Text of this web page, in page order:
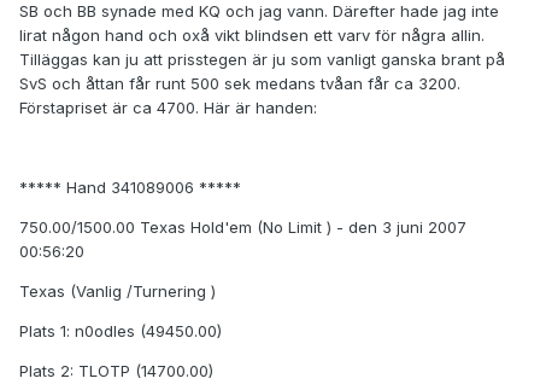
SB och BB synade med KQ och jag vann. Därefter hade jag inte
lirat någon hand och oxå vikt blindsen ett varv för några allin.
Tilläggas kan ju att prisstegen är ju som vanligt ganska brant på
SvS och åttan får runt 500 sek medans tvåan får ca 3200.
Förstapriset är ca 4700. Här är handen:
***** Hand 341089006 *****
750.00/1500.00 Texas Hold'em (No Limit ) - den 3 juni 2007
00:56:20
Texas (Vanlig /Turnering )
Plats 1: n0odles (49450.00)
Plats 2: TLOTP (14700.00)